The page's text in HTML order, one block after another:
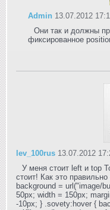
Admin 13.07.2012
Они так и должны
фиксированное
lev_100rus 13.07.2012
У меня стоит left и top
стоит! Как это
background = url("image/
50px; width = 150px;
-10px; } .sovety:hover {